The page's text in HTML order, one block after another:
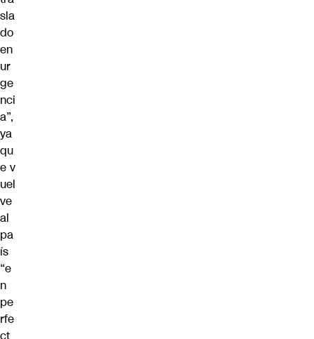
sla
do
en
ur
ge
nci
a”,
ya
qu
e v
uel
ve
al
pa
ís
“e
n
pe
rfe
ct